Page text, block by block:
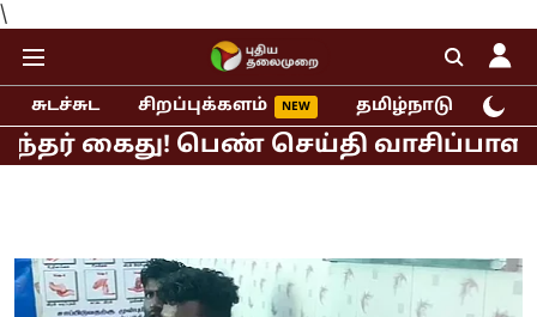
\
சுடச்சுட சிறப்புக்களம் தமிழ்நாடு
கைது! பெண் செய்தி வாசிப்பாளர்